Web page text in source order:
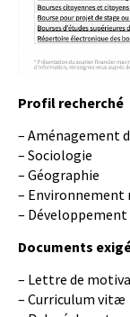
Profil recherché
– Aménagement
– Sociologie
– Géographie
– Environnement
–
Documents
– Lettre de
– Curriculum vitæ